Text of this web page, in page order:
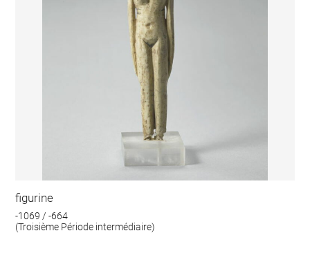
figurine
-1069 / -664
(Troisième Période intermédiaire)